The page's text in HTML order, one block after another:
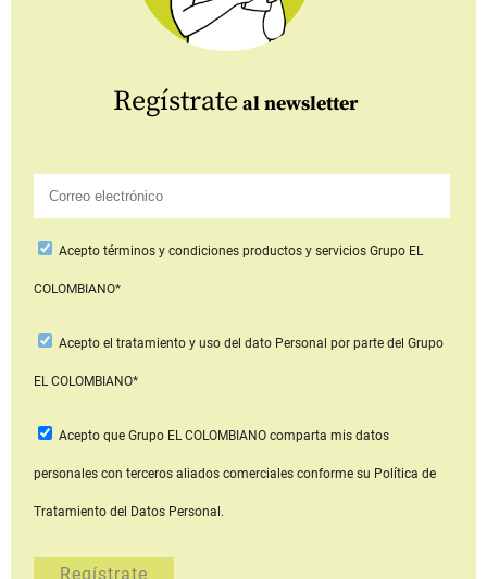
Regístrate al newsletter
Aceptotérminos y condiciones productos y serviciosGrupo EL
COLOMBIANO*
Acepto el tratamiento y uso del dato Personal por parte del Grupo
EL COLOMBIANO*
Acepto que Grupo EL COLOMBIANOcomparta mis datos
personales con terceros aliados comerciales conforme su Política de
Tratamiento del Datos Personal.